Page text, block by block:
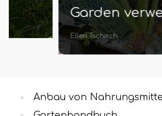
Garden verwenden
Ellen Tschirch
Anbau von